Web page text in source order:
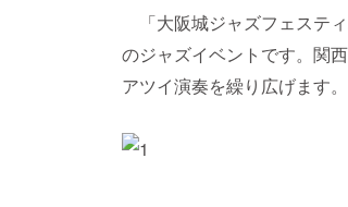
「大阪城ジャズフェステ
のジャズイベントです。関
アツイ演奏を繰り広げます。